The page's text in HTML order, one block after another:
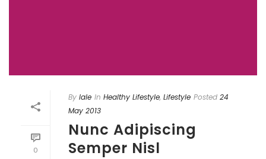
0
By lale In Healthy Lifestyle, Lifestyle Posted 24
May 2013
Nunc Adipiscing
Semper Nisl